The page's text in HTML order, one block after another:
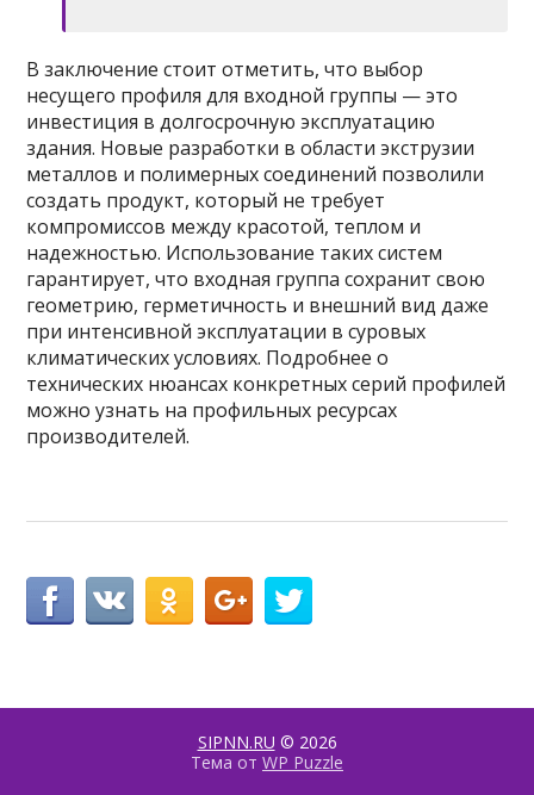
В заключение стоит отметить, что выбор
несущего профиля для входной группы — это
инвестиция в долгосрочную эксплуатацию
здания. Новые разработки в области экструзии
металлов и полимерных соединений позволили
создать продукт, который не требует
компромиссов между красотой, теплом и
надежностью. Использование таких систем
гарантирует, что входная группа сохранит свою
геометрию, герметичность и внешний вид даже
при интенсивной эксплуатации в суровых
климатических условиях. Подробнее о
технических нюансах конкретных серий профилей
можно узнать на профильных ресурсах
производителей.
SIPNN.RU © 2026
Тема от WP Puzzle